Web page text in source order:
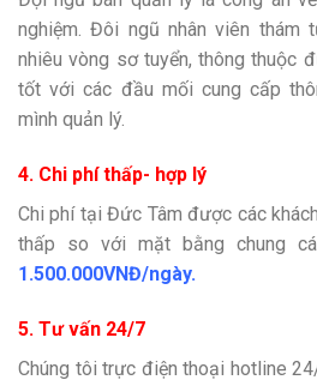
nghiệm. Đôi ngũ nhân viên thám
nhiêu vòng sơ tuyển, thông thuộc
tốt với các đầu mối cung cấp
mình quản lý.
4. Chi phí thấp- hợp lý
Chi phí tại Đức Tâm được các
thấp so với mặt bằng chung
1.500.000VNĐ/ngày.
5. Tư vấn 24/7
Chúng tôi trực điện thoại hotline